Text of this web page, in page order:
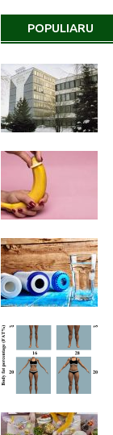
POPULIARU